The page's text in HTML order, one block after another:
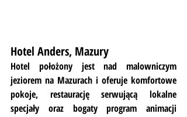
Hotel Anders, Mazury
Hotel położony jest nad malowniczym
jeziorem na Mazurach i oferuje komfortowe
pokoje, restaurację serwującą lokalne
specjały oraz bogaty program animacji